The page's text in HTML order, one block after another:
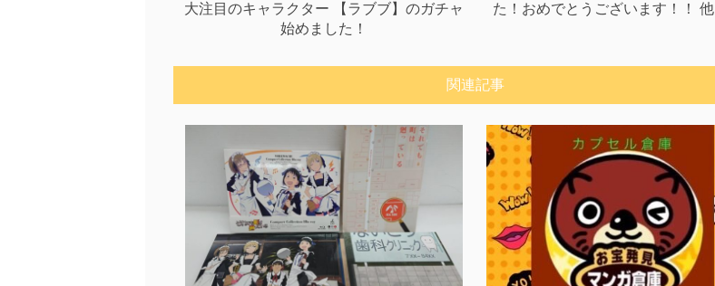
大注目のキャラクター 【ラブブ】のガチャ
始めました！
た！おめでとうございます！！ 他
関連記事